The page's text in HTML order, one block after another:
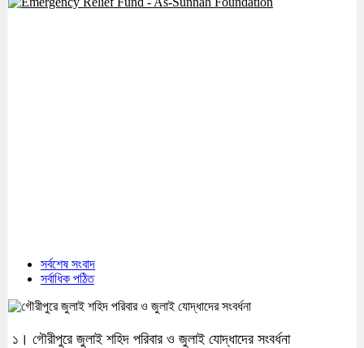
সর্বশেষ সংবাদ
সর্বাধিক পঠিত
১। গৌরীপুরে জুলাই শহিদ পরিবার ও জুলাই যোদ্ধাদের সংবর্ধনা